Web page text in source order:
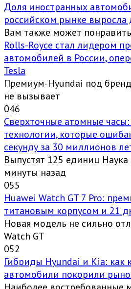
Доля иностранных
российском рынке выросла
Вам также может
Rolls-Royce стал лидером
автомобилей в России,
Tesla
Премиум-Hyundai под
не вызывает
046
Сверхточные атомные
технологии, которые
секунду за 30 миллионов
Выпустят 125 единиц
минуты назад
055
Huawei Watch GT 7 Pro:
титановым корпусом и 21
Новая модель не сильно
Watch GT
052
Гибриды Hyundai и Kia: как
автомобили покорили